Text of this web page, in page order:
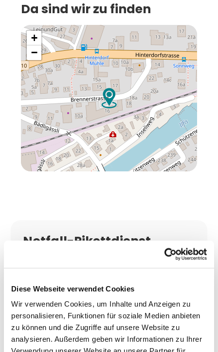
Diese Webseite verwendet Cookies
Wir verwenden Cookies, um Inhalte und Anzeigen zu
personalisieren, Funktionen für soziale Medien anbieten
zu können und die Zugriffe auf unsere Website zu
analysieren. Außerdem geben wir Informationen zu Ihrer
Da sind wir zu finden
+
−
Notfall-Pikettdienst
Wir sind auch für Sie da, wenn andere schon
ausgerechnet am Weihnachtsabend eine
plötzlich kalt? Oder wird ein Teil Ihrer elektrischen
Installationen am Wochenende Opfer eines
Blitzschlags?
Genau für solche elektrischen Notfälle steht Ihnen